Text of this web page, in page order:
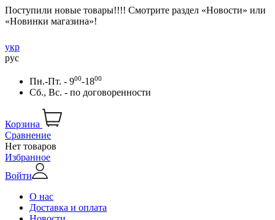
Поступили новые товары!!!! Смотрите раздел «Новости» или
«Новинки магазина»!
укр
рус
Пн.-Пт. - 900-1800
Сб., Вс. - по договоренности
Корзина
Сравнение
Нет товаров
Избранное
Войти
О нас
Доставка и оплата